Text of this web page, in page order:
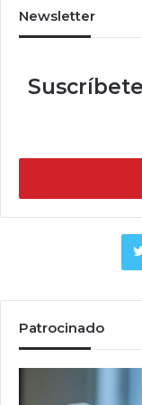
Newsletter
Patrocinado